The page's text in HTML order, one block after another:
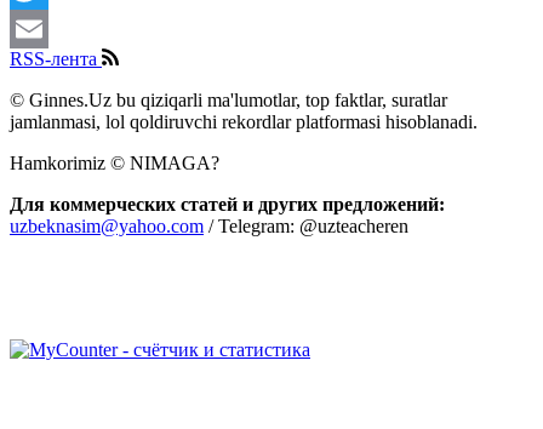
Twitter
Email
RSS-лента
© Ginnes.Uz bu qiziqarli ma'lumotlar, top faktlar, suratlar
jamlanmasi, lol qoldiruvchi rekordlar platformasi hisoblanadi.
Hamkorimiz © NIMAGA?
Для коммерческих статей и других предложений:
uzbeknasim@yahoo.com / Telegram: @uzteacheren